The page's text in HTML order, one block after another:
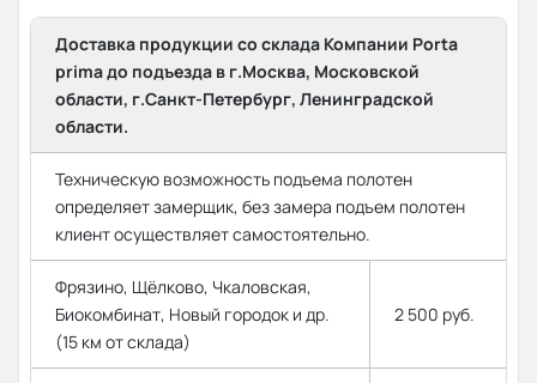
Доставка продукции со склада Компании Porta
prima до подъезда в г.Москва, Московской
области, г.Санкт-Петербург, Ленинградской
области.
Техническую возможность подъема полотен
определяет замерщик, без замера подъем полотен
клиент осуществляет самостоятельно.
Фрязино, Щёлково, Чкаловская,
Биокомбинат, Новый городок и др.
(15 км от склада)
2 500 руб.